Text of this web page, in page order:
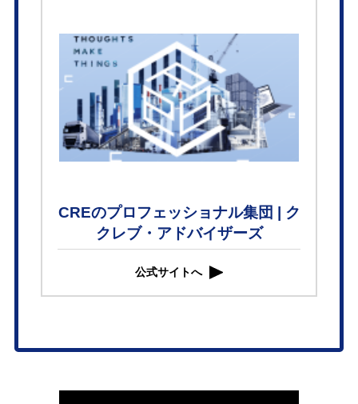
CREのプロフェッショナル集団 | ク
クレブ・アドバイザーズ
公式サイトへ